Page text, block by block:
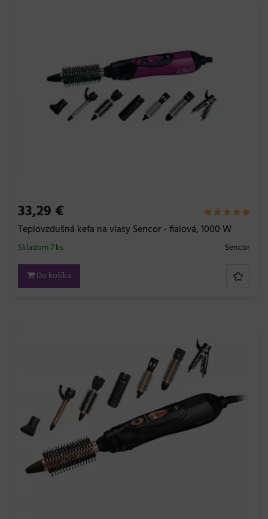
33,29 €
Teplovzdušná kefa na vlasy Sencor - fialová, 1000 W
Sencor
Skladom 7 ks
Do košíka